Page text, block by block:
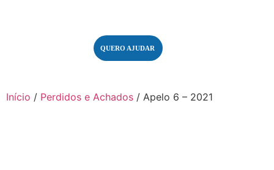
QUERO AJUDAR
Início / Perdidos e Achados / Apelo 6 – 2021